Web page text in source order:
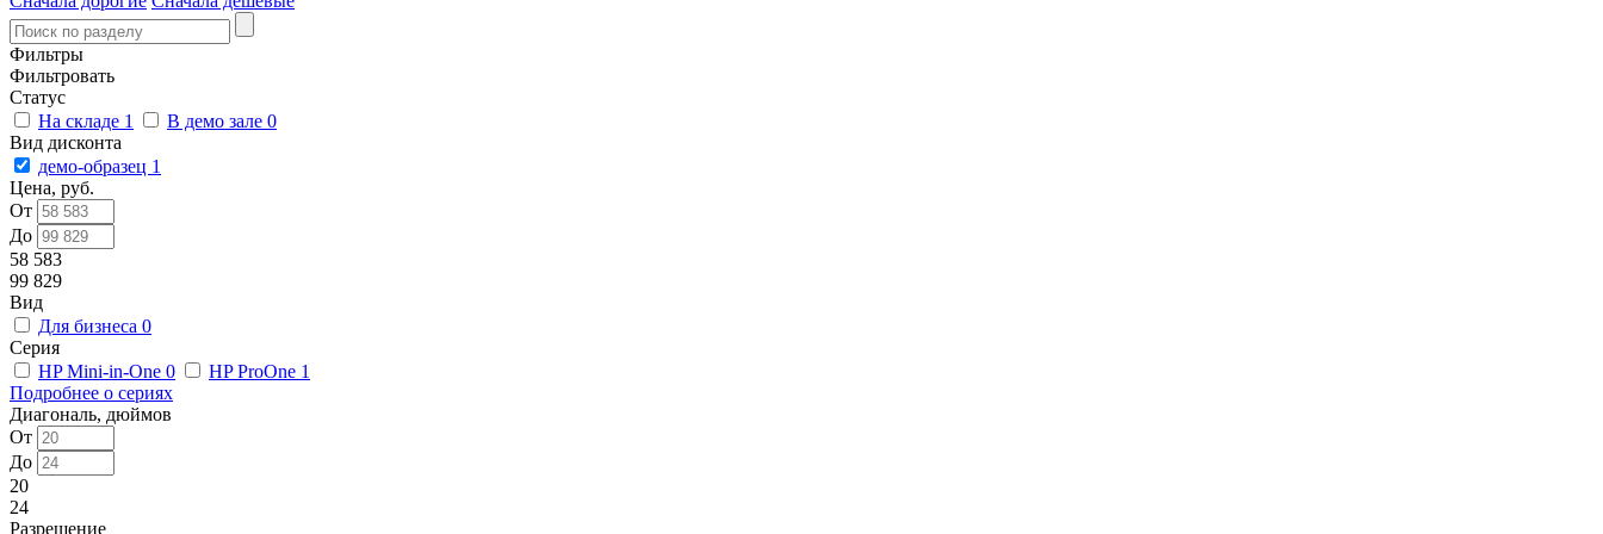
Фильтры
Фильтровать
Статус
На складе 1 В демо зале 0
Вид дисконта
демо-образец 1
Цена, руб.
От
До
58 583
99 829
Вид
Для бизнеса 0
Серия
HP Mini-in-One 0 HP ProOne 1
Подробнее о сериях
Диагональ, дюймов
От
До
20
24
Разрешение